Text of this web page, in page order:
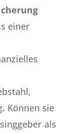
einer
Können sie
als